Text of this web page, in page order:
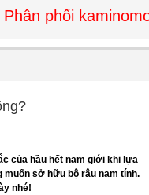
kaminomoto
của hầu hết nam giới khi lựa
sở hữu bộ râu nam tính.
nhé!